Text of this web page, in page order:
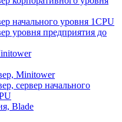
начального уровня 1CPU
уровня предприятия до
Minitower
сервер начального
Blade